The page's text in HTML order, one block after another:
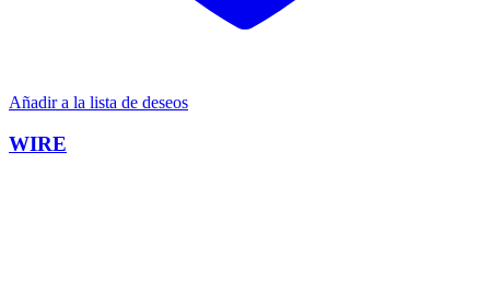
Añadir a la lista de deseos
WIRE